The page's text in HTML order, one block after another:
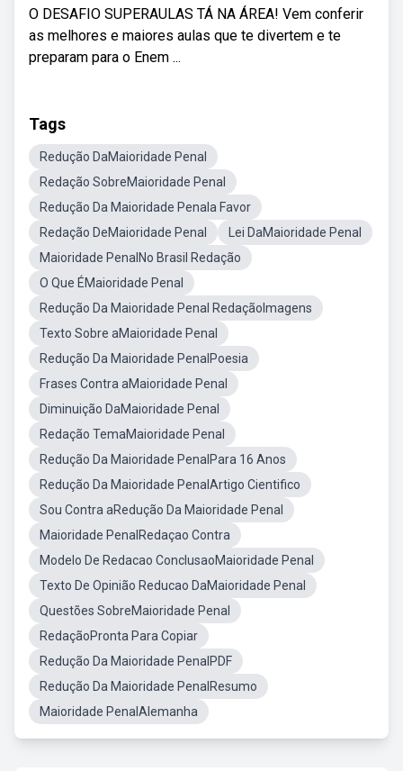
O DESAFIO SUPERAULAS TÁ NA ÁREA! Vem conferir
as melhores e maiores aulas que te divertem e te
preparam para o Enem ...
Tags
Redução DaMaioridade Penal
Redação SobreMaioridade Penal
Redução Da Maioridade Penala Favor
Redação DeMaioridade Penal
Lei DaMaioridade Penal
Maioridade PenalNo Brasil Redação
O Que ÉMaioridade Penal
Redução Da Maioridade Penal RedaçãoImagens
Texto Sobre aMaioridade Penal
Redução Da Maioridade PenalPoesia
Frases Contra aMaioridade Penal
Diminuição DaMaioridade Penal
Redação TemaMaioridade Penal
Redução Da Maioridade PenalPara 16 Anos
Redução Da Maioridade PenalArtigo Cientifico
Sou Contra aRedução Da Maioridade Penal
Maioridade PenalRedaçao Contra
Modelo De Redacao ConclusaoMaioridade Penal
Texto De Opinião Reducao DaMaioridade Penal
Questões SobreMaioridade Penal
RedaçãoPronta Para Copiar
Redução Da Maioridade PenalPDF
Redução Da Maioridade PenalResumo
Maioridade PenalAlemanha